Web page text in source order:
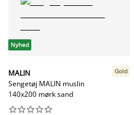
Nyhed
MALIN
Sengetøj MALIN muslin
140x200 mørk sand
Gold





